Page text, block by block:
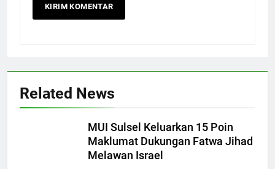
Related News
MUI Sulsel Keluarkan 15 Poin
Maklumat Dukungan Fatwa Jihad
Melawan Israel